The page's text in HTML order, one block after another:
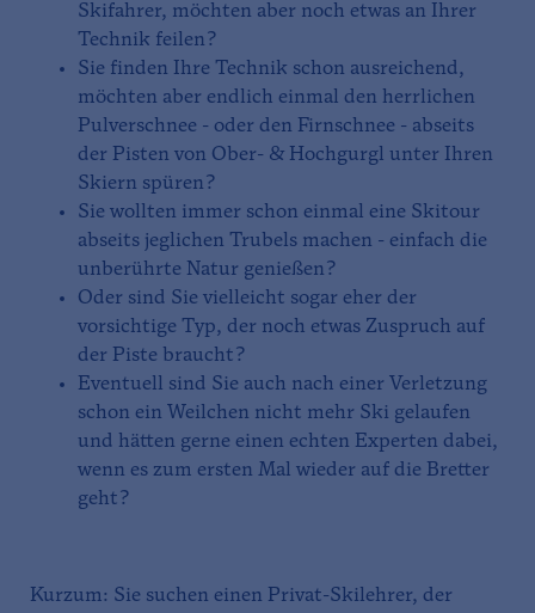
Skifahrer, möchten aber noch etwas an Ihrer
Technik feilen?
Sie finden Ihre Technik schon ausreichend,
möchten aber endlich einmal den herrlichen
Pulverschnee - oder den Firnschnee - abseits
der Pisten von Ober- & Hochgurgl unter Ihren
Skiern spüren?
Sie wollten immer schon einmal eine Skitour
abseits jeglichen Trubels machen - einfach die
unberührte Natur genießen?
Oder sind Sie vielleicht sogar eher der
vorsichtige Typ, der noch etwas Zuspruch auf
der Piste braucht?
Eventuell sind Sie auch nach einer Verletzung
schon ein Weilchen nicht mehr Ski gelaufen
und hätten gerne einen echten Experten dabei,
wenn es zum ersten Mal wieder auf die Bretter
geht?
Kurzum: Sie suchen einen Privat-Skilehrer, der